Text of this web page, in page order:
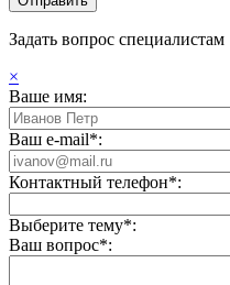
Задать вопрос специалистам
×
Ваше имя:
Ваш e-mail*:
Контактный телефон*:
Выберите тему*:
Ваш вопрос*: